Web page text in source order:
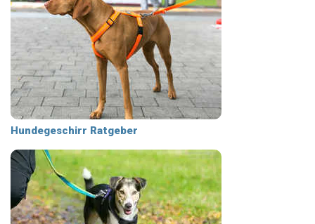
Hundegeschirr Ratgeber